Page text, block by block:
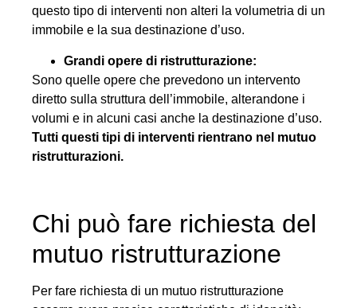
questo tipo di interventi non alteri la volumetria di un
immobile e la sua destinazione d’uso.
Grandi opere di ristrutturazione:
Sono quelle opere che prevedono un intervento
diretto sulla struttura dell’immobile, alterandone i
volumi e in alcuni casi anche la destinazione d’uso.
Tutti questi tipi di interventi rientrano nel mutuo
ristrutturazioni.
Chi può fare richiesta del
mutuo ristrutturazione
Per fare richiesta di un mutuo ristrutturazione